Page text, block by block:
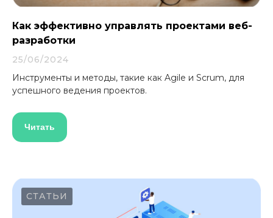
Как эффективно управлять проектами веб-
разработки
25/06/2024
Инструменты и методы, такие как Agile и Scrum, для
успешного ведения проектов.
Читать
СТАТЬИ